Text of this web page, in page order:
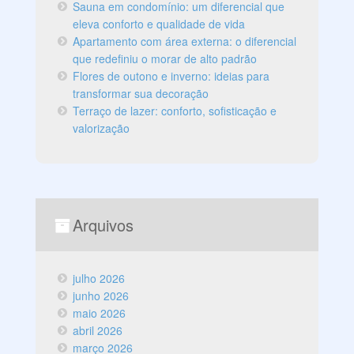
Sauna em condomínio: um diferencial que
eleva conforto e qualidade de vida
Apartamento com área externa: o diferencial
que redefiniu o morar de alto padrão
Flores de outono e inverno: ideias para
transformar sua decoração
Terraço de lazer: conforto, sofisticação e
valorização
Arquivos
julho 2026
junho 2026
maio 2026
abril 2026
março 2026